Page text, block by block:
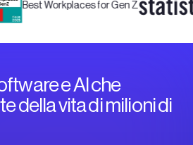
for Gen Z
eAI che
dellavitadimilionidi